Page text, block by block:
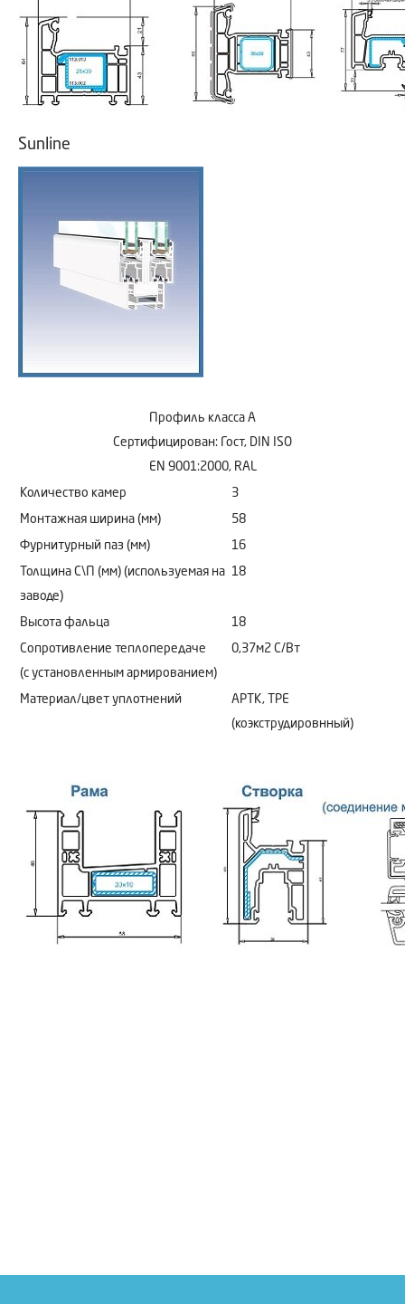
Sunline
Профиль класса А
Сертифицирован: Гост, DIN ISO
EN 9001:2000, RAL
Количество камер 3
Монтажная ширина (мм) 58
Фурнитурный паз (мм) 16
Толщина С\П (мм) (используемая на
заводе)
18
Высота фальца 18
Сопротивление теплопередаче
(с установленным армированием)
0,37м2 C/Bт
Материал/цвет уплотнений
АРТК, ТРЕ
(коэкструдировнный)